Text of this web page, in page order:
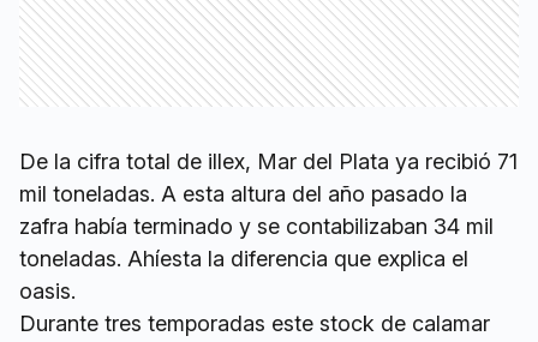
De la cifra total de illex, Mar del Plata ya recibió 71
mil toneladas. A esta altura del año pasado la
zafra había terminado y se contabilizaban 34 mil
toneladas. Ahíesta la diferencia que explica el
oasis.
Durante tres temporadas este stock de calamar